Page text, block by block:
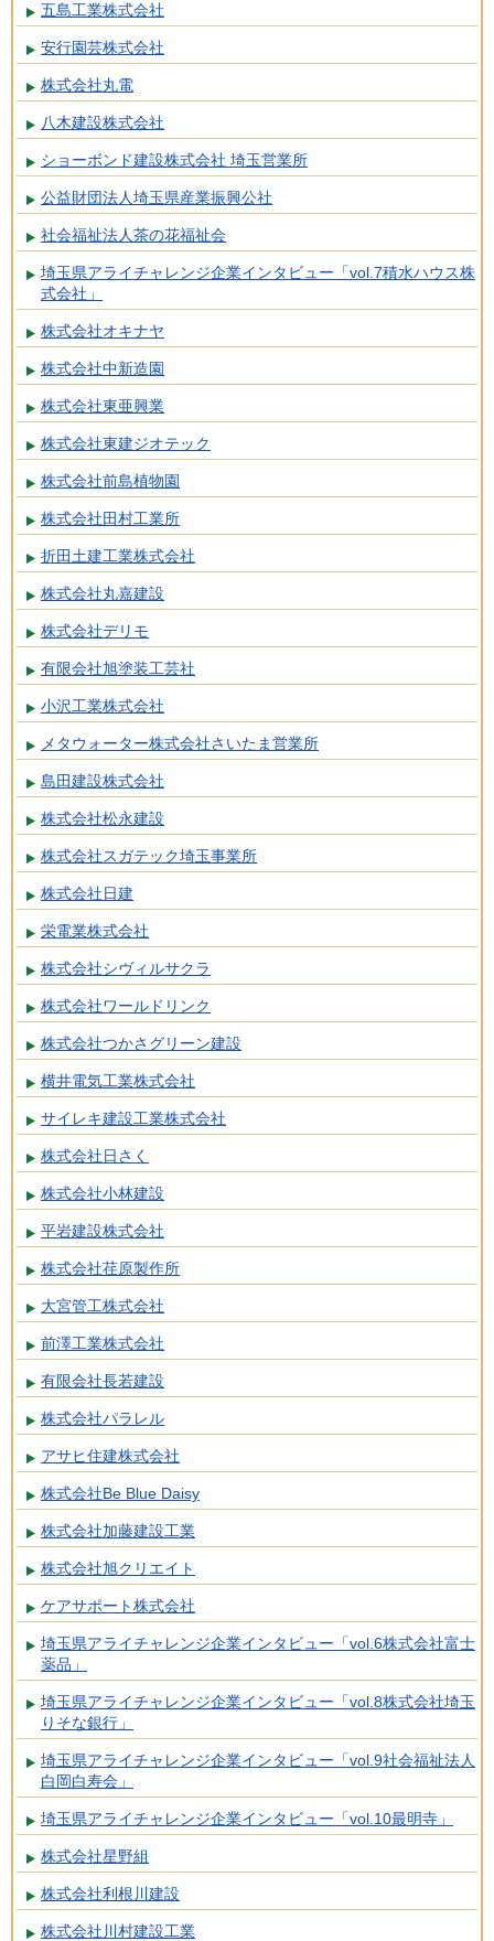
五島工業株式会社
安行園芸株式会社
株式会社丸電
八木建設株式会社
ショーボンド建設株式会社 埼玉営業所
公益財団法人埼玉県産業振興公社
社会福祉法人茶の花福祉会
埼玉県アライチャレンジ企業インタビュー「vol.7積水ハウス株
式会社」
株式会社オキナヤ
株式会社中新造園
株式会社東亜興業
株式会社東建ジオテック
株式会社前島植物園
株式会社田村工業所
折田土建工業株式会社
株式会社丸嘉建設
株式会社デリモ
有限会社旭塗装工芸社
小沢工業株式会社
メタウォーター株式会社さいたま営業所
島田建設株式会社
株式会社松永建設
株式会社スガテック埼玉事業所
株式会社日建
栄電業株式会社
株式会社シヴィルサクラ
株式会社ワールドリンク
株式会社つかさグリーン建設
横井電気工業株式会社
サイレキ建設工業株式会社
株式会社日さく
株式会社小林建設
平岩建設株式会社
株式会社荏原製作所
大宮管工株式会社
前澤工業株式会社
有限会社長若建設
株式会社パラレル
アサヒ住建株式会社
株式会社Be Blue Daisy
株式会社加藤建設工業
株式会社旭クリエイト
ケアサポート株式会社
埼玉県アライチャレンジ企業インタビュー「vol.6株式会社富士
薬品」
埼玉県アライチャレンジ企業インタビュー「vol.8株式会社埼玉
りそな銀行」
埼玉県アライチャレンジ企業インタビュー「vol.9社会福祉法人
白岡白寿会」
埼玉県アライチャレンジ企業インタビュー「vol.10最明寺」
株式会社星野組
株式会社利根川建設
株式会社川村建設工業